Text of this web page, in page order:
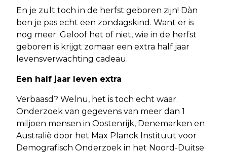
En je zult toch in de herfst geboren zijn! Dàn
ben je pas echt een zondagskind. Want er is
nog meer: Geloof het of niet, wie in de herfst
geboren is krijgt zomaar een extra half jaar
levensverwachting cadeau.
Een half jaar leven extra
Verbaasd? Welnu, het is toch echt waar.
Onderzoek van gegevens van meer dan 1
miljoen mensen in Oostenrijk, Denemarken en
Australië door het Max Planck Instituut voor
Demografisch Onderzoek in het Noord-Duitse